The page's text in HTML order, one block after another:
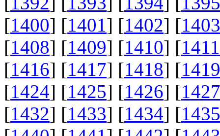
[1400] [1401] [1402] [1403
[1408] [1409] [1410] [1411
[1416] [1417] [1418] [1419
[1424] [1425] [1426] [1427
[1432] [1433] [1434] [1435